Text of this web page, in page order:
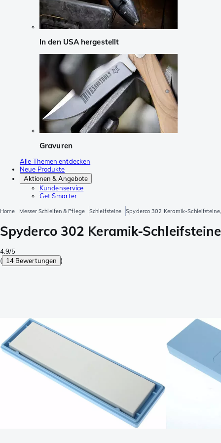
In den USA hergestellt
Gravuren
Alle Themen entdecken
Neue Produkte
Aktionen & Angebote
Kundenservice
Get Smarter
Home Messer Schleifen & Pflege Schleifsteine Spyderco 302 Keramik-
Spyderco 302 Keramik-
4.9/5
( 14 Bewertungen )